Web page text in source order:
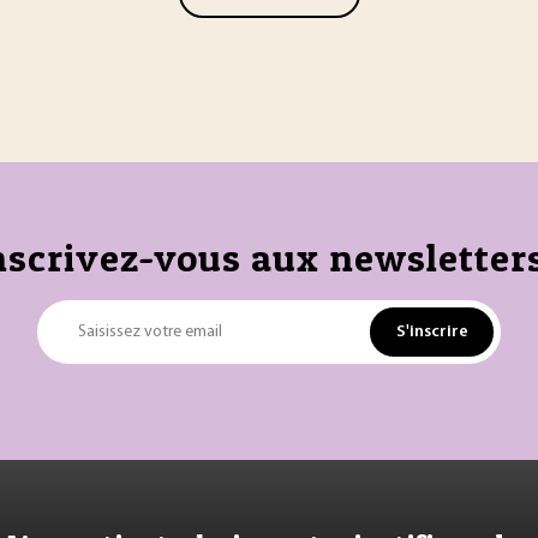
vous aux
Saisissez votre email S'inscrire